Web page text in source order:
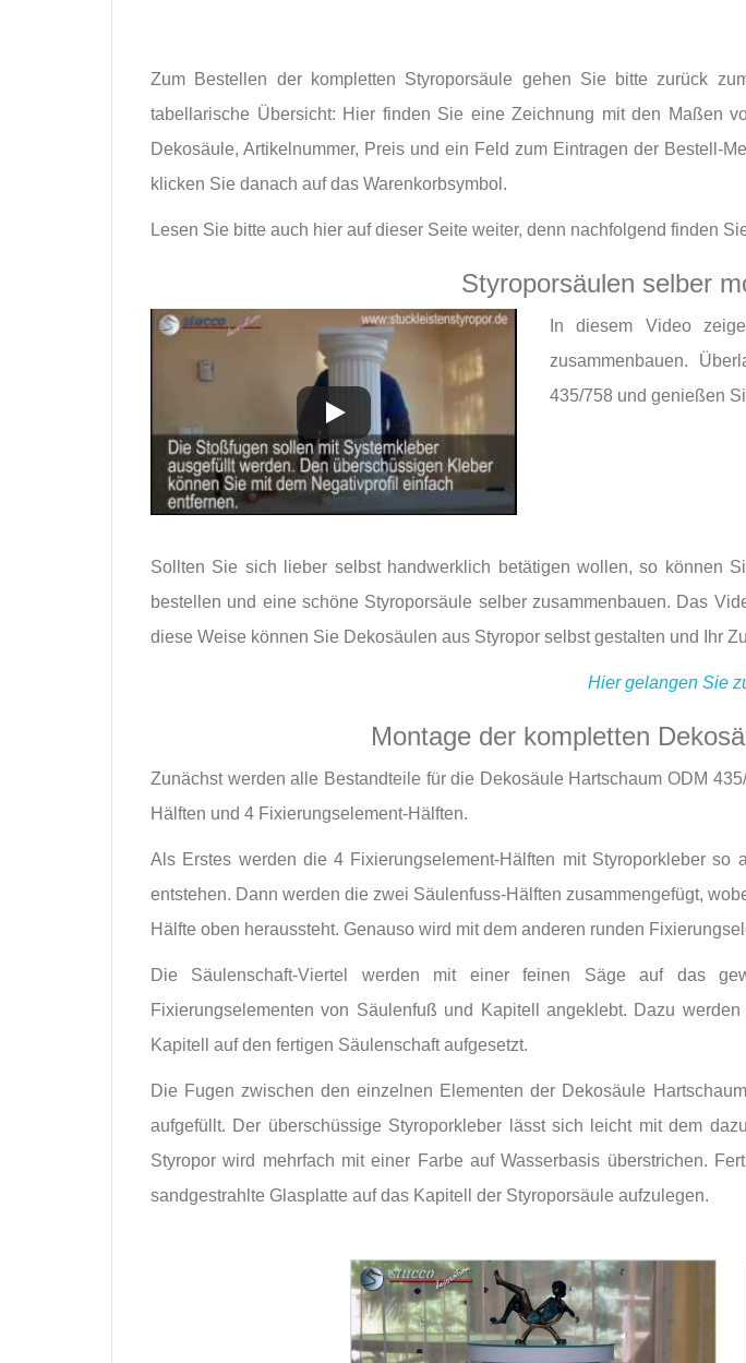
Zum Bestellen der kompletten Styroporsäule gehen Sie bitte zurück
tabellarische Übersicht: Hier finden Sie eine Zeichnung mit den Maßen
Dekosäule, Artikelnummer, Preis und ein Feld zum Eintragen der Bestell-
klicken Sie danach auf das Warenkorbsymbol.
Lesen Sie bitte auch hier auf dieser Seite weiter, denn nachfolgend finden
Styroporsäulen selber
In diesem Video
zusammenbauen.
435/758 und genießen
Sollten Sie sich lieber selbst handwerklich betätigen wollen, so können
bestellen und eine schöne Styroporsäule selber zusammenbauen. Das
diese Weise können Sie Dekosäulen aus Styropor selbst gestalten und Ihr
Hier gelangen Sie
Montage der kompletten
Zunächst werden alle Bestandteile für die Dekosäule Hartschaum ODM
Hälften und 4 Fixierungselement-Hälften.
Als Erstes werden die 4 Fixierungselement-Hälften mit Styroporkleber
entstehen. Dann werden die zwei Säulenfuss-Hälften zusammengefügt,
Hälfte oben heraussteht. Genauso wird mit dem anderen runden
Die Säulenschaft-Viertel werden mit einer feinen Säge auf das
Fixierungselementen von Säulenfuß und Kapitell angeklebt. Dazu
Kapitell auf den fertigen Säulenschaft aufgesetzt.
Die Fugen zwischen den einzelnen Elementen der Dekosäule
aufgefüllt. Der überschüssige Styroporkleber lässt sich leicht mit dem
Styropor wird mehrfach mit einer Farbe auf Wasserbasis überstrichen.
sandgestrahlte Glasplatte auf das Kapitell der Styroporsäule aufzulegen.